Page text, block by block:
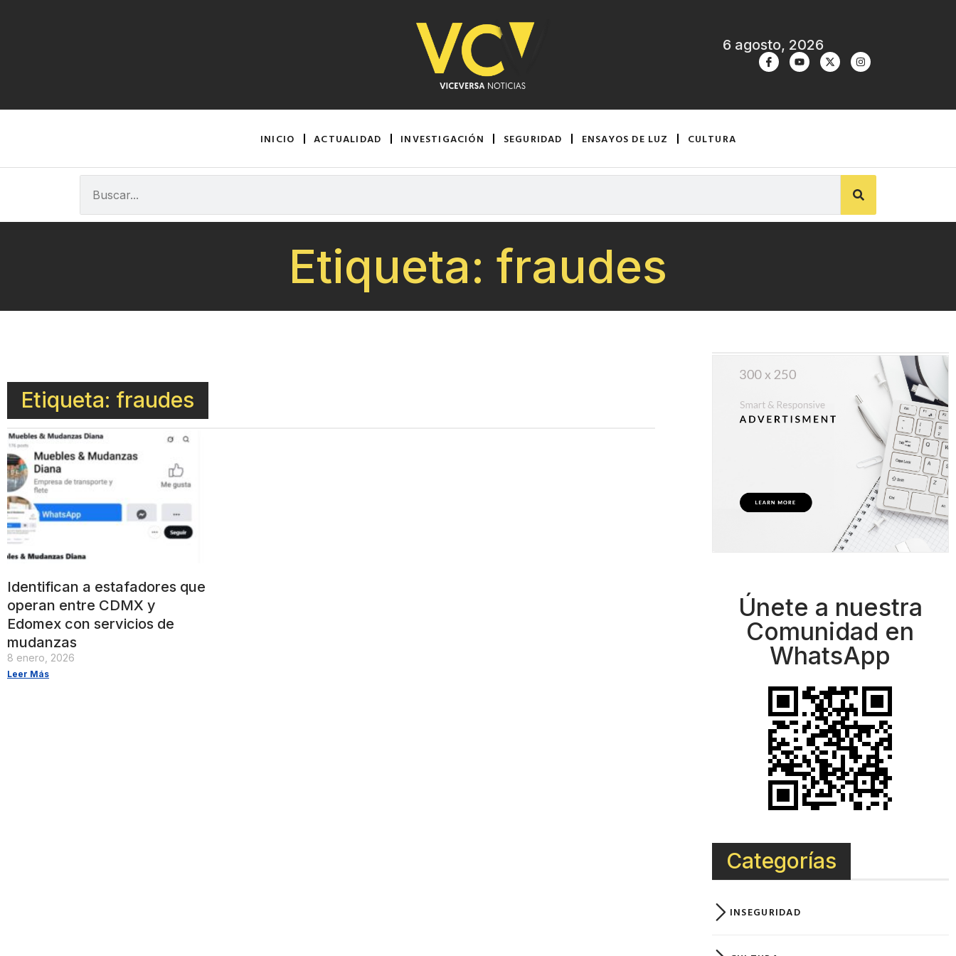
6 agosto, 2026
INICIO ACTUALIDAD INVESTIGACIÓN SEGURIDAD ENSAYOS DE LUZ CULTURA
Etiqueta: fraudes
Etiqueta: fraudes
Identifican a estafadores que
operan entre CDMX y
Edomex con servicios de
mudanzas
8 enero, 2026
Leer Más
Únete a nuestra
Comunidad en
WhatsApp
Categorías
INSEGURIDAD